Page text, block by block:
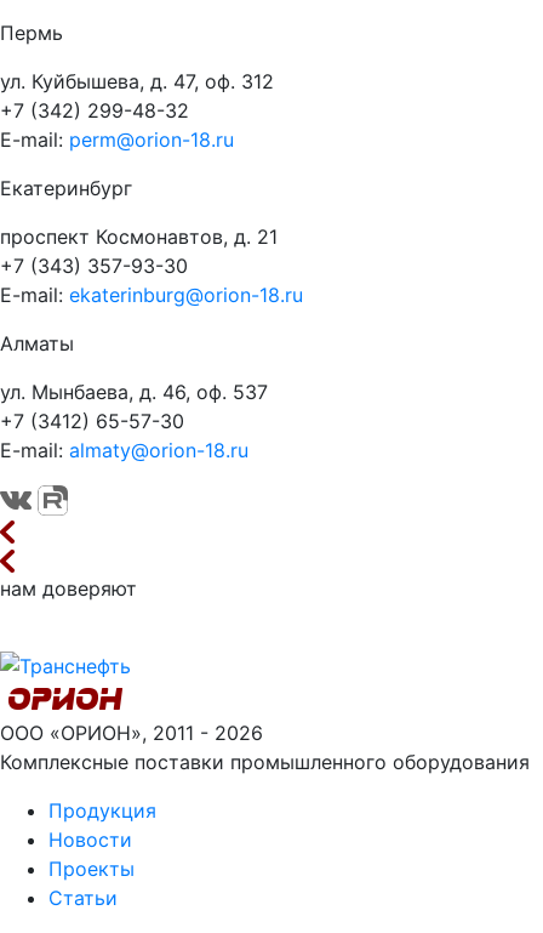
Пермь
ул. Куйбышева, д. 47, оф. 312
+7 (342) 299-48-32
E-mail: perm@orion-18.ru
Екатеринбург
проспект Космонавтов, д. 21
+7 (343) 357-93-30
E-mail: ekaterinburg@orion-18.ru
Алматы
ул. Мынбаева, д. 46, оф. 537
+7 (3412) 65-57-30
E-mail: almaty@orion-18.ru
нам доверяют
ООО «ОРИОН», 2011 - 2026
Комплексные поставки промышленного оборудования
Продукция
Новости
Проекты
Статьи